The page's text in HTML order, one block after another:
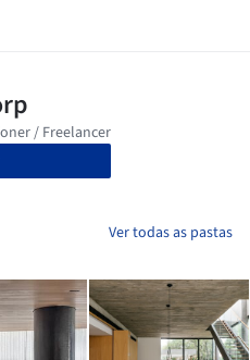
Ver todas as pastas